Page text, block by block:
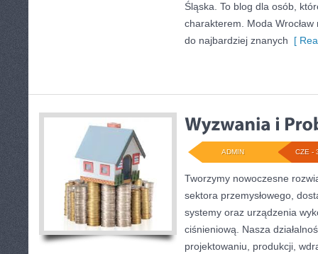
Śląska. To blog dla osób,
charakterem. Moda Wrocław
do najbardziej znanych [
CZE -
ADMIN
Tworzymy nowoczesne
sektora przemysłowego,
systemy oraz urządzenia
ciśnieniową. Nasza
projektowaniu, produkcji,